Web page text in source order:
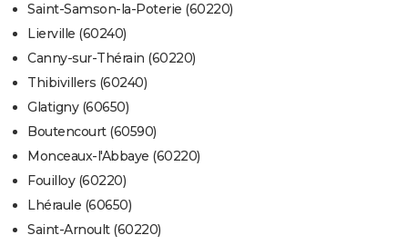
Saint-Samson-la-Poterie (60220)
Lierville (60240)
Canny-sur-Thérain (60220)
Thibivillers (60240)
Glatigny (60650)
Boutencourt (60590)
Monceaux-l'Abbaye (60220)
Fouilloy (60220)
Lhéraule (60650)
Saint-Arnoult (60220)